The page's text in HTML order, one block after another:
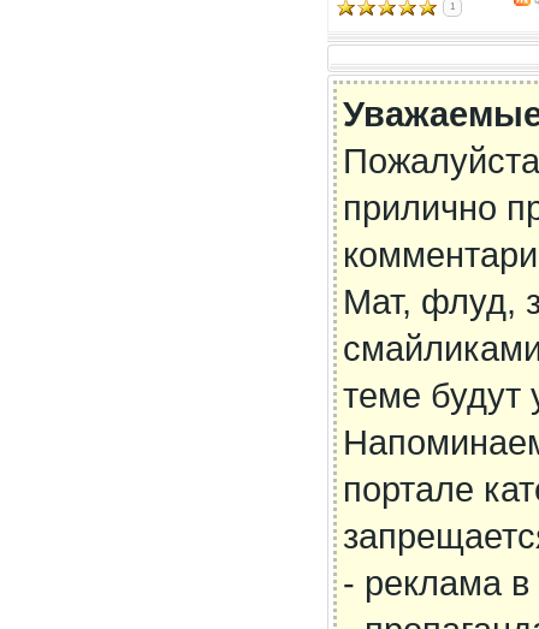
1
прилично
Мат, флуд,
теме будут
портале
- реклама в